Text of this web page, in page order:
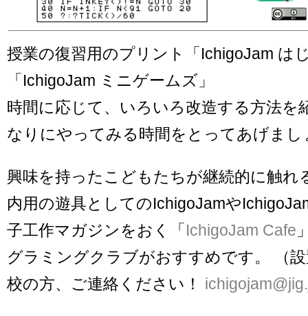
授業の復習用のプリント「IchigoJam は
「IchigoJam ミニゲームズ」
時間に応じて、いろいろ改造する方法を
なりにやってみる時間をとってあげまし
興味を持ったこどもたちが継続的に触れ
内用の遊具としてのIchigoJamや
子工作マガジンをおく「IchigoJam Cafe
グラミングクラブがおすすめです。 （
校の方、ご連絡ください！